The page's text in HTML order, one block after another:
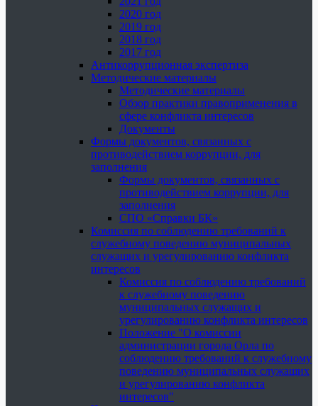
2020 год
2019 год
2018 год
2017 год
Антикоррупционная экспертиза
Методические материалы
Методические материалы
Обзор практики правоприменения в
сфере конфликта интересов
Документы
Формы документов, связанных с
противодействием коррупции, для
заполнения
Формы документов, связанных с
противодействием коррупции, для
заполнения
СПО «Справки БК»
Комиссия по соблюдению требований к
служебному поведению муниципальных
служащих и урегулированию конфликта
интересов
Комиссия по соблюдению требований
к служебному поведению
муниципальных служащих и
урегулированию конфликта интересов
Положение "О комиссии
администрации города Орла по
соблюдению требований к служебному
поведению муниципальных служащих
и урегулированию конфликта
интересов"